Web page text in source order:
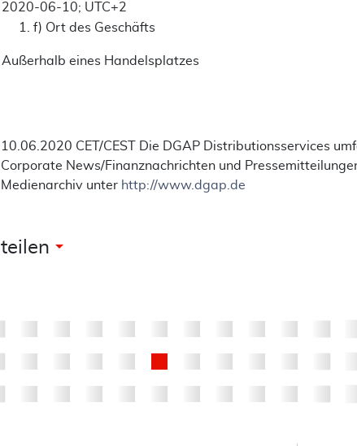
2020-06-10; UTC+2
f) Ort des Geschäfts
Außerhalb eines Handelsplatzes
10.06.2020 CET/CEST Die DGAP Distributionsservices
Corporate News/Finanznachrichten und
Medienarchiv unter http://www.dgap.de
teilen arrow_drop_down